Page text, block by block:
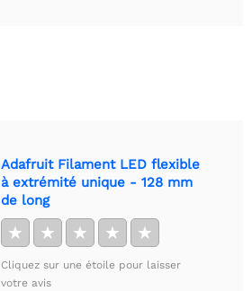
Adafruit Filament LED flexible
à extrémité unique - 128 mm
de long
★ ★ ★ ★ ★
Cliquez sur une étoile pour laisser
votre avis